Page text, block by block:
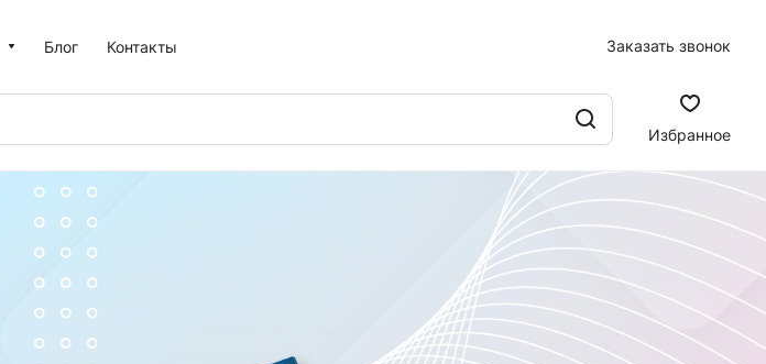
Блог Контакты Заказать звонок
Избранное